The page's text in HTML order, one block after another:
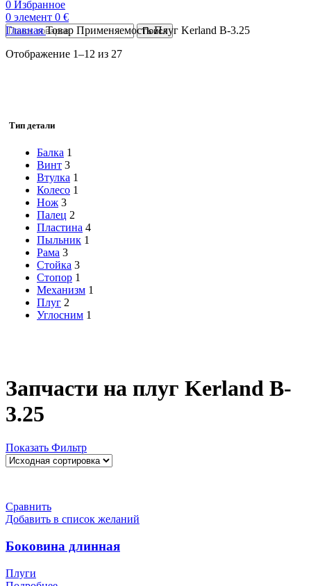
0 Избранное
0 элемент 0 €
Поиск
ГлавнаяТовар ПрименяемостьПлуг Kerland B-3.25
Отображение 1–12 из 27
Тип детали
Балка 1
Винт 3
Втулка 1
Колесо 1
Нож 3
Палец 2
Пластина 4
Пыльник 1
Рама 3
Стойка 3
Стопор 1
Механизм 1
Плуг 2
Углосним 1
Запчасти на плуг Kerland B-
3.25
Показать Фильтр
Сравнить
Добавить в список желаний
Боковина длинная
Плуги